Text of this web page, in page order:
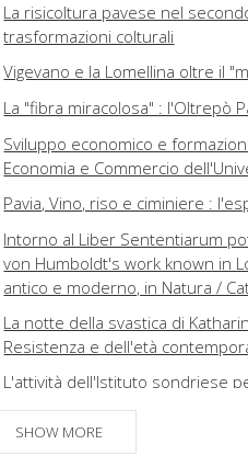
La risicoltura pavese nel
trasformazioni colturali
Vigevano e la Lomellina oltre il
La "fibra miracolosa" : l'Oltrepò
Sviluppo economico e
Economia e Commercio
Pavia, Vino, riso e ciminiere :
Intorno al Liber Sententiarum
von Humboldt's work known in
antico e moderno, in Natura /
La notte della svastica di
Resistenza e dell'età
L'attività dell'Istituto sondriese
La moda del Settecento a
Iniziative e pubblicazioni per il
SHOW MORE